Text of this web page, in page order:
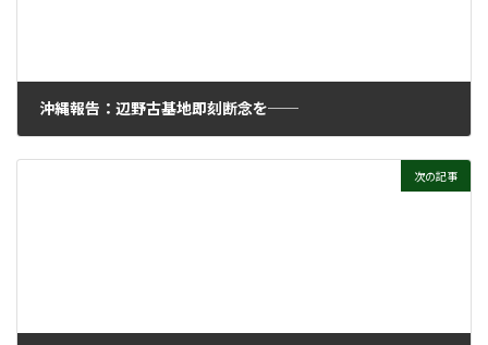
沖縄報告：辺野古基地即刻断念を──
次の記事